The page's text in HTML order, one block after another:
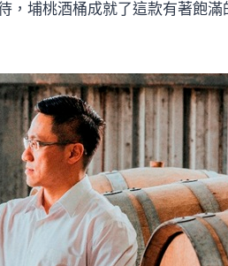
，埔桃酒桶成就了這款有著飽滿